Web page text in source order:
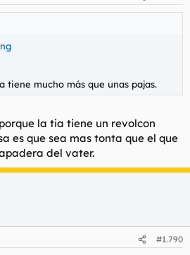
tiene mucho más que unas pajas.
la tia tiene un revolcon
es que sea mas tonta que el que
del vater.
#1.790